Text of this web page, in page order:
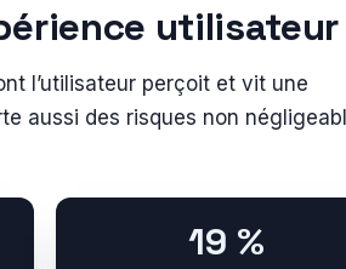
utilisateur
l’utilisateur perçoit et vit une
aussi des risques non
19 %